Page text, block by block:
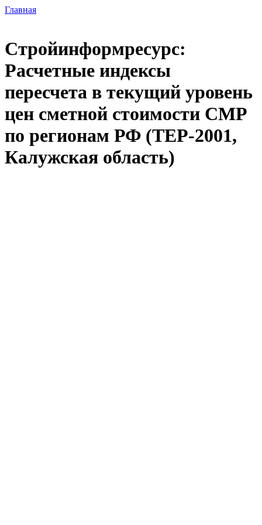
Главная
Стройинформресурс:
Расчетные индексы
пересчета в текущий уровень
цен сметной стоимости СМР
по регионам РФ (ТЕР-2001,
Калужская область)